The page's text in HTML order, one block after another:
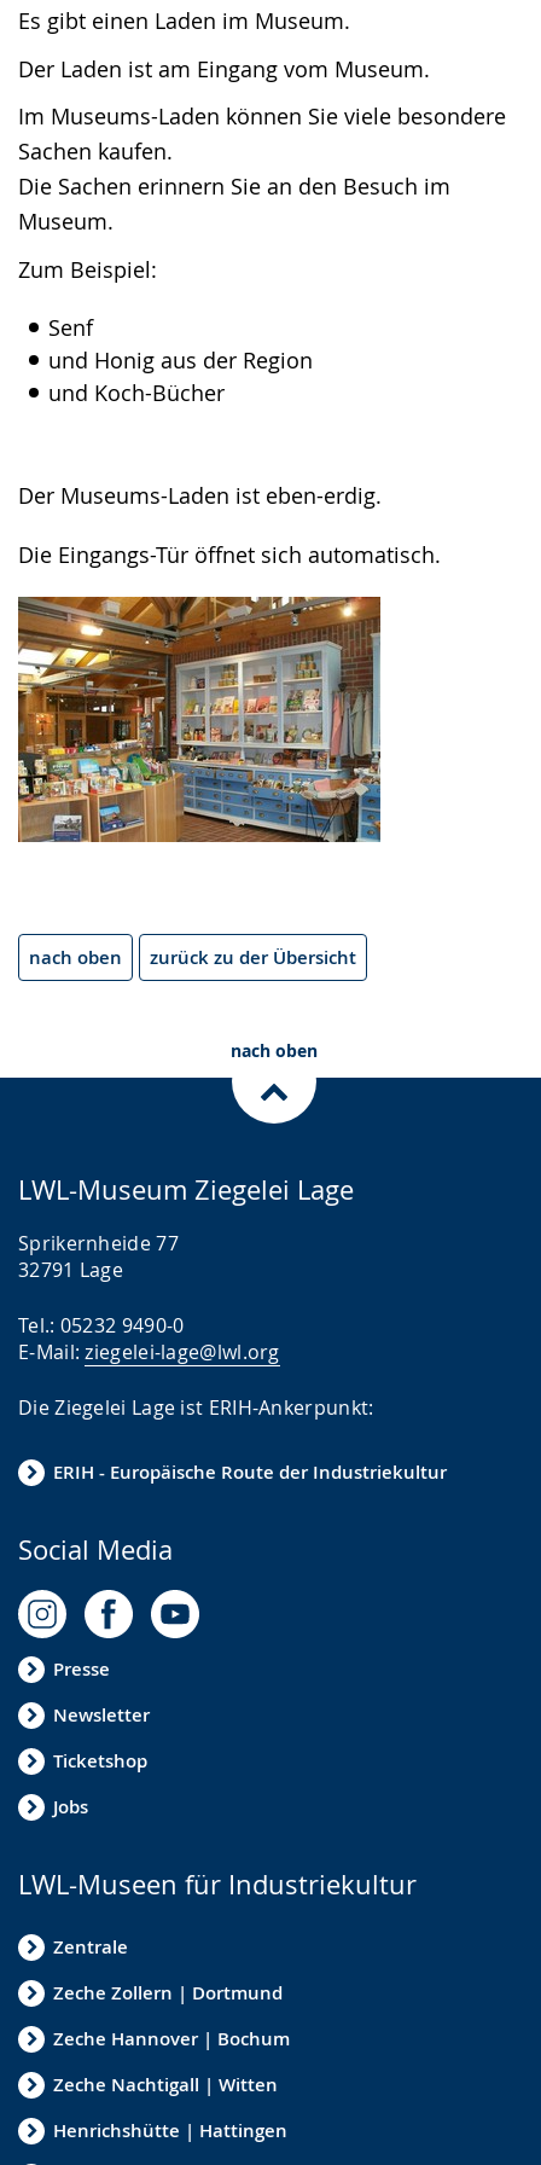
angezeigt.
Es gibt einen Laden im Museum.
Der Laden ist am Eingang vom Museum.
Im Museums-Laden können Sie viele besondere
Sachen kaufen.
Die Sachen erinnern Sie an den Besuch im
Museum.
Zum Beispiel:
Senf
und Honig aus der Region
und Koch-Bücher
Der Museums-Laden ist eben-erdig.
Die Eingangs-Tür öffnet sich automatisch.
nach oben zurück zu der Übersicht
nach oben
LWL-Museum Ziegelei Lage
Sprikernheide 77
32791 Lage
Tel.: 05232 9490-0
E-Mail:ziegelei-lage@lwl.org
Die Ziegelei Lage ist ERIH-Ankerpunkt:
ERIH - Europäische Route der Industriekultur
Social Media
Presse
Newsletter
Ticketshop
Jobs
LWL-Museen für Industriekultur
Zentrale
Zeche Zollern | Dortmund
Zeche Hannover | Bochum
Zeche Nachtigall | Witten
Henrichshütte | Hattingen